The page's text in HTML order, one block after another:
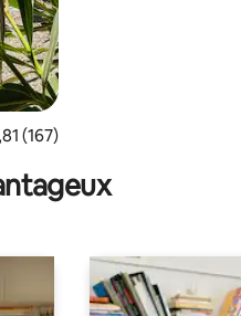
moyenne sur la base de
(167)